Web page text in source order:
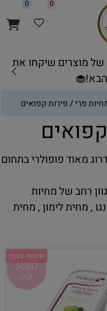
מוצרים שיקחו את
0 0
פרי / פירות קפואים
מאוד פופולרי בתחום
רחב של מחיות
, מחית לימון , מחית
איסוף עצמי